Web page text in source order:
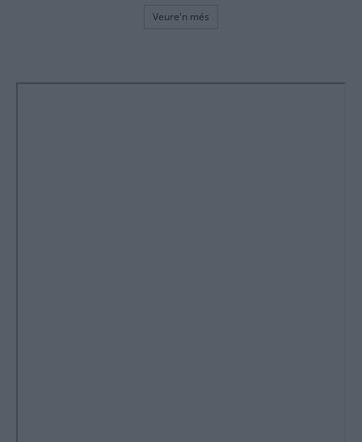
Veure'n més